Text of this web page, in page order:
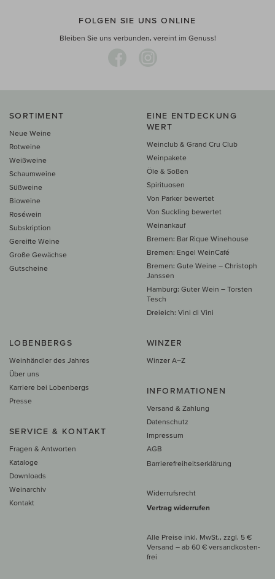
FOLGEN SIE UNS ONLINE
Bleiben Sie uns verbunden, vereint im Genuss!
SORTIMENT
Neue Weine
Rotweine
Weißweine
Schaumweine
Süßweine
Bioweine
Roséwein
Subskription
Gereifte Weine
Große Gewächse
Gutscheine
EINE ENTDECKUNG
WERT
Weinclub & Grand Cru Club
Weinpakete
Öle & Soßen
Spirituosen
Von Parker bewertet
Von Suckling bewertet
Weinankauf
Bremen: Bar Rique Winehouse
Bremen: Engel WeinCafé
Bremen: Gute Weine – Christoph
Janssen
Hamburg: Guter Wein – Torsten
Tesch
Dreieich: Vini di Vini
LOBENBERGS
Weinhändler des Jahres
Über uns
Karriere bei Lobenbergs
Presse
SERVICE & KONTAKT
Fragen & Antworten
Kataloge
Downloads
Weinarchiv
Kontakt
WINZER
Winzer A–Z
INFORMATIONEN
Versand & Zahlung
Datenschutz
Impressum
AGB
Barrierefreiheitserklärung
Widerrufsrecht
Vertrag widerrufen
Alle Preise inkl. MwSt., zzgl. 5 €
Versand – ab 60 € versand­kosten­
frei